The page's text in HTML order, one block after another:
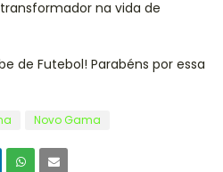
na vida de
de Futebol! Parabéns por essa
Novo Gama